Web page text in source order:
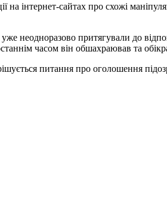
інтернет-сайтах про схожі
притягували до
часом він обшахраював та
питання про оголошення